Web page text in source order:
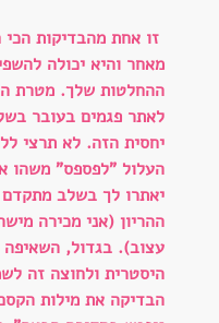
זו אחת מהבדיקות הכי
מאחר והיא יכולה
ההחלטות שלך. מטרת
לאתר פגמים בעובר
יחסית הזה. לא תרצי
העלול "לפספס" משהו
יאתרו לך בשלב
ההריון (אני מכירה
עצוב). בגדול, השאיפה
היסטרית ולחוצה זה
הבדיקה את מילות